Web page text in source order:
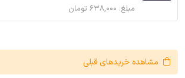
مبلغ: ۶۳۸,۰۰۰ تومان
مشاهده خریدهای قبلی